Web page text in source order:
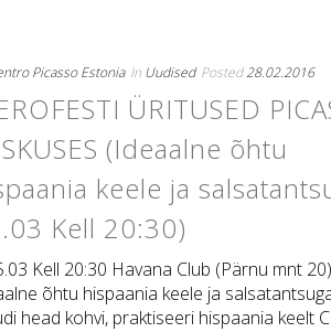
Picasso Estonia In Uudised Posted28.02.2016
ÜRITUSED
(Ideaalne õhtu
keele ja
Kell 20:30)
Kell 20:30 Havana Club (Pärnu mnt 20)
õhtu hispaania keele ja
head kohvi, praktiseeri hispaania keelt